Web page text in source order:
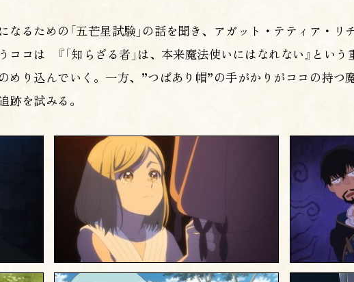
なるための「五芒星試験」の話を聞き、アガット・テティア・リ
コは 『「知らざる者」は、本来魔法使いにはなれない』とい
めり込んでいく。一方、”つばあり帽”の手がかりがココの持つ
跡を試みる。